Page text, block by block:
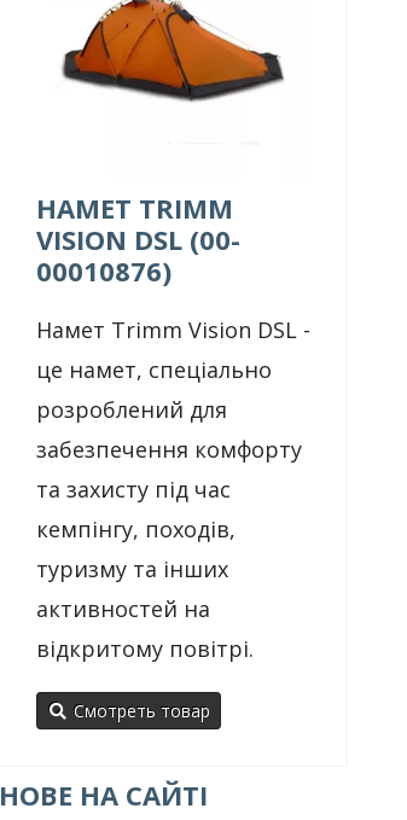
НАМЕТ TRIMM
VISION DSL (00-
00010876)
Намет Trimm Vision DSL -
це намет, спеціально
розроблений для
забезпечення комфорту
та захисту під час
кемпінгу, походів,
туризму та інших
активностей на
відкритому повітрі.
Смотреть товар
НОВЕ НА САЙТІ